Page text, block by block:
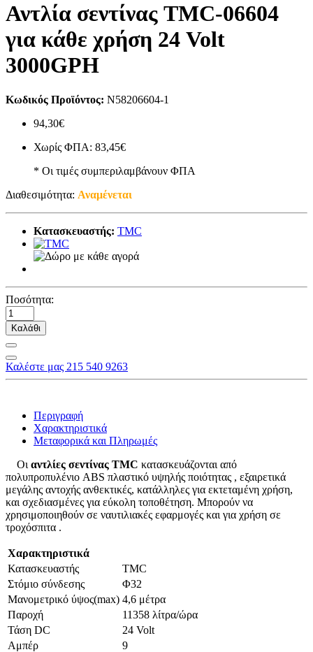
Αντλία σεντίνας TMC-06604
για κάθε χρήση 24 Volt
3000GPH
Κωδικός Προϊόντος: N58206604-1
94,30€
Χωρίς ΦΠΑ: 83,45€
* Οι τιμές συμπεριλαμβάνουν ΦΠΑ
Διαθεσιμότητα: Αναμένεται
Κατασκευαστής: TMC
Ποσότητα:
Καλάθι
Καλέστε μας 215 540 9263
Περιγραφή
Χαρακτηριστικά
Μεταφορικά και Πληρωμές
Οι αντλίες σεντίνας TMC κατασκευάζονται από
πολυπροπυλένιο ABS πλαστικό υψηλής ποιότητας , εξαιρετικά
μεγάλης αντοχής ανθεκτικές, κατάλληλες για εκτεταμένη χρήση,
και σχεδιασμένες για εύκολη τοποθέτηση. Μπορούν να
χρησιμοποιηθούν σε ναυτιλιακές εφαρμογές και για χρήση σε
τροχόσπιτα .
Χαρακτηριστικά
Κατασκευαστής
TMC
Στόμιο σύνδεσης
Φ32
Μανομετρικό ύψος(max) 4,6 μέτρα
Παροχή
11358 λίτρα/ώρα
Τάση DC
24 Volt
Αμπέρ
9